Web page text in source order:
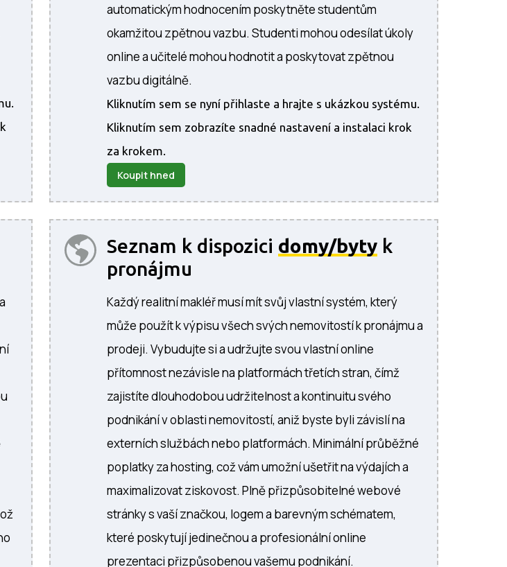
automatickým hodnocením poskytněte studentům
okamžitou zpětnou vazbu. Studenti mohou odesílat úkoly
online a učitelé mohou hodnotit a poskytovat zpětnou
vazbu digitálně.
Kliknutím sem se nyní přihlaste a hrajte s ukázkou systému.
Kliknutím sem zobrazíte snadné nastavení a instalaci krok
za krokem.
Koupit hned
Seznam k dispozici domy/byty k
pronájmu
Každý realitní makléř musí mít svůj vlastní systém, který
může použít k výpisu všech svých nemovitostí k pronájmu a
prodeji. Vybudujte si a udržujte svou vlastní online
přítomnost nezávisle na platformách třetích stran, čímž
zajistíte dlouhodobou udržitelnost a kontinuitu svého
podnikání v oblasti nemovitostí, aniž byste byli závislí na
externích službách nebo platformách. Minimální průběžné
poplatky za hosting, což vám umožní ušetřit na výdajích a
maximalizovat ziskovost. Plně přizpůsobitelné webové
stránky s vaší značkou, logem a barevným schématem,
které poskytují jedinečnou a profesionální online
prezentaci přizpůsobenou vašemu podnikání.